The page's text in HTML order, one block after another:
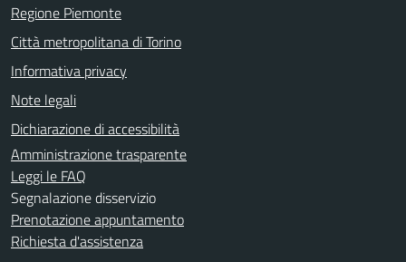
Regione Piemonte
Città metropolitana di Torino
Informativa privacy
Note legali
Dichiarazione di accessibilità
Amministrazione trasparente
Leggi le FAQ
Segnalazione disservizio
Prenotazione appuntamento
Richiesta d'assistenza